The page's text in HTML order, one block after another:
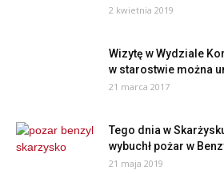
2 kwietnia 2019
Wizytę w Wydziale
w starostwie można
21 marca 2017
Tego dnia w
wybuchł pożar w
21 maja 2019